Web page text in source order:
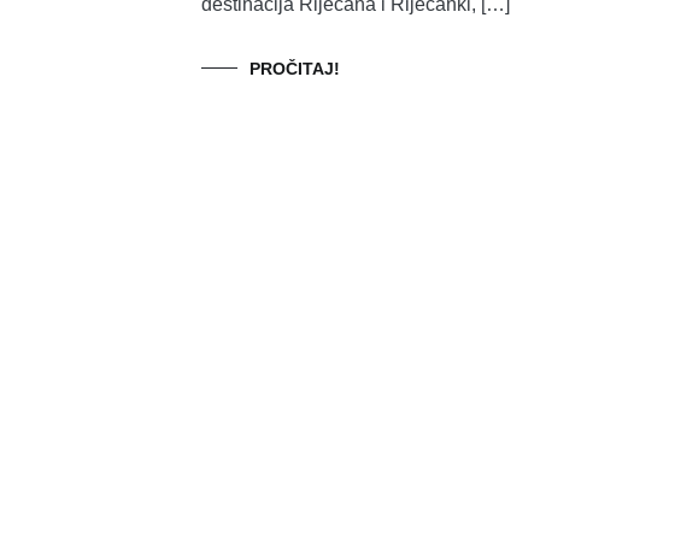
destinacija Riječana i Riječanki, […]
PROČITAJ!